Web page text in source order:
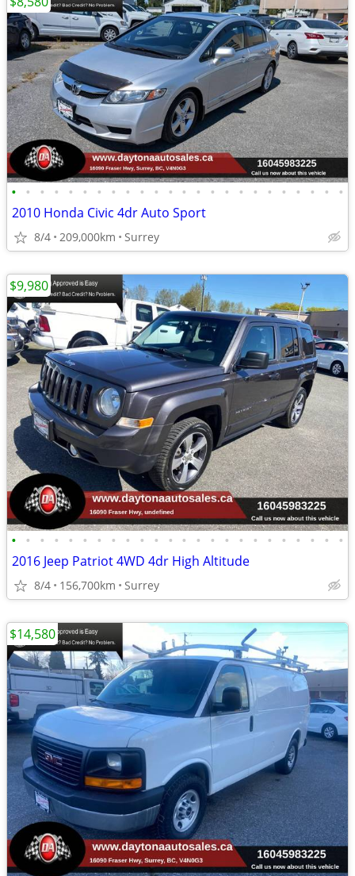
• • • • • • • • • • • • • • • • • • • • • • • •
2010 Honda Civic 4dr Auto Sport
8/4 209,000km Surrey
• • • • • • • • • • • • • • • • • • • • • • • •
2016 Jeep Patriot 4WD 4dr High Altitude
8/4 156,700km Surrey
$9,980
$14,580